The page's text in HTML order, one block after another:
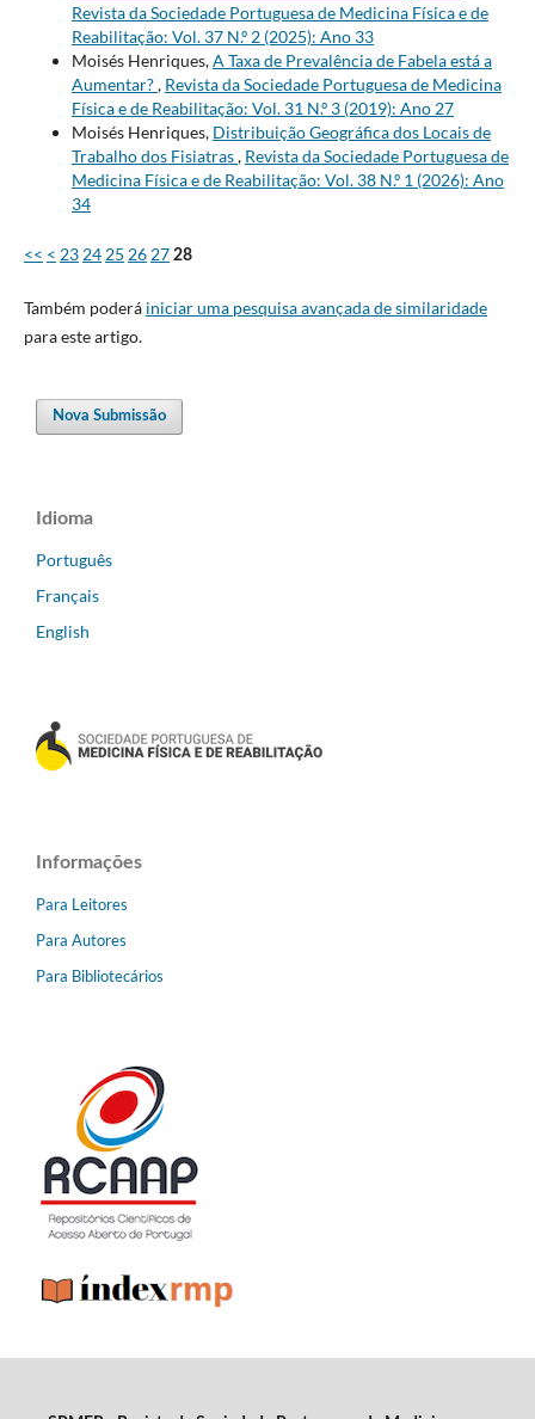
Revista da Sociedade Portuguesa de Medicina Física e de
Reabilitação: Vol. 37 N.º 2 (2025): Ano 33
Moisés Henriques,A Taxa de Prevalência de Fabela está a
Aumentar?, Revista da Sociedade Portuguesa de Medicina
Física e de Reabilitação: Vol. 31 N.º 3 (2019): Ano 27
Moisés Henriques, Distribuição Geográfica dos Locais de
Trabalho dos Fisiatras, Revista da Sociedade Portuguesa de
Medicina Física e de Reabilitação: Vol. 38 N.º 1 (2026): Ano
34
<< < 23 24 25 26 27 28
Também poderá iniciar uma pesquisa avançada de similaridade
para este artigo.
Nova Submissão
Idioma
Português
Français
English
Informações
Para Leitores
Para Autores
Para Bibliotecários